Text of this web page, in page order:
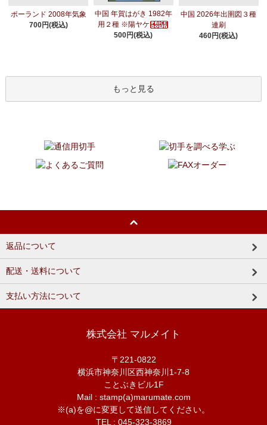
ポーランド 2008年気象
700円(税込)
中国 年賀はがき 1982年
用２種 ※陽ヤケ
500円(税込)
中国 2026年出圉図３種
連刷
460円(税込)
もっと見る
返品について
配送・送料について
支払い方法について
株式会社 マルメイト
〒221-0822
横浜市神奈川区西神奈川1-7-8
ことぶきビル1F
Mail : stamp(a)marumate.com
※(a)を@に変更して送信してください。
TEL : 045-323-3869